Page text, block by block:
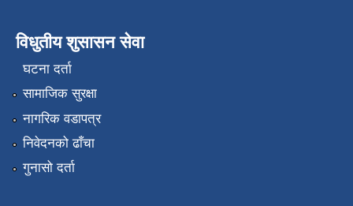
विधुतीय शुसासन सेवा
घटना दर्ता
सामाजिक सुरक्षा
नागरिक वडापत्र
निवेदनको ढाँचा
गुनासो दर्ता